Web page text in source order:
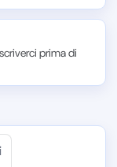
prima di